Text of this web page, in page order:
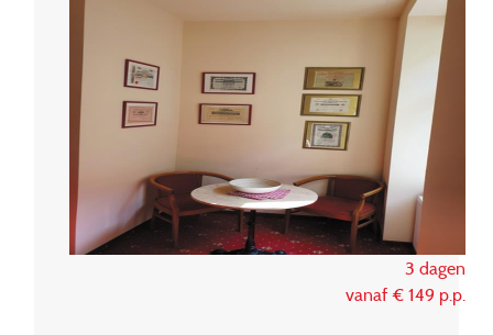
3 dagen
vanaf € 149 p.p.